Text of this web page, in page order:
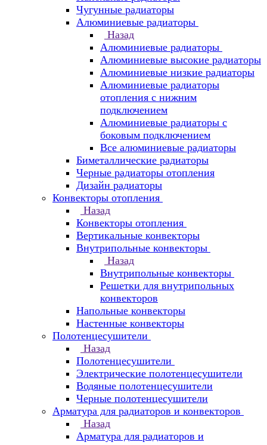
Чугунные радиаторы
Алюминиевые радиаторы
Назад
Алюминиевые радиаторы
Алюминиевые высокие радиаторы
Алюминиевые низкие радиаторы
Алюминиевые радиаторы
отопления с нижним
подключением
Алюминиевые радиаторы с
боковым подключением
Все алюминиевые радиаторы
Биметаллические радиаторы
Черные радиаторы отопления
Дизайн радиаторы
Конвекторы отопления
Назад
Конвекторы отопления
Вертикальные конвекторы
Внутрипольные конвекторы
Назад
Внутрипольные конвекторы
Решетки для внутрипольных
конвекторов
Напольные конвекторы
Настенные конвекторы
Полотенцесушители
Назад
Полотенцесушители
Электрические полотенцесушители
Водяные полотенцесушители
Черные полотенцесушители
Арматура для радиаторов и конвекторов
Назад
Арматура для радиаторов и